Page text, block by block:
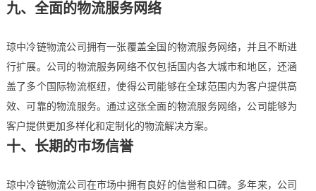
九、全面的物流服务网络
琼中冷链物流公司拥有一张覆盖全国的物流服务网络，并且不断进
行扩展。公司的物流服务网络不仅包括国内各大城市和地区，还涵
盖了多个国际物流枢纽，使得公司能够在全球范围内为客户提供高
效、可靠的物流服务。通过这张全面的物流服务网络，公司能够为
客户提供更加多样化和定制化的物流解决方案。
十、长期的市场信誉
琼中冷链物流公司在市场中拥有良好的信誉和口碑。多年来，公司